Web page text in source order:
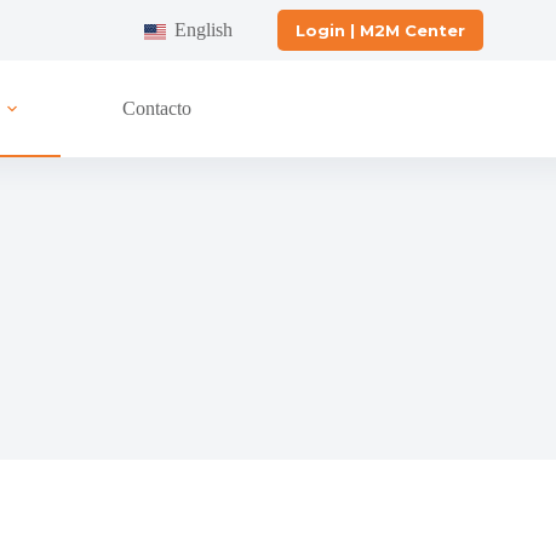
English Login | M2M Center
Contacto